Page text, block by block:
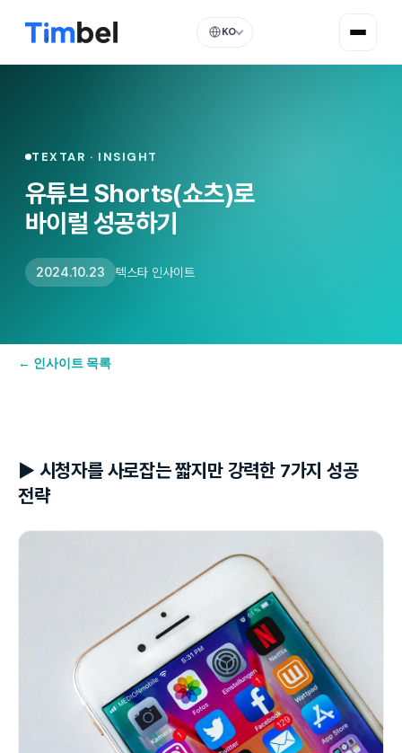
KO
TEXTAR · INSIGHT
유튜브 Shorts(쇼츠)로
바이럴 성공하기
2024.10.23 텍스타 인사이트
← 인사이트 목록
▶ 시청자를 사로잡는 짧지만 강력한 7가지 성공
전략